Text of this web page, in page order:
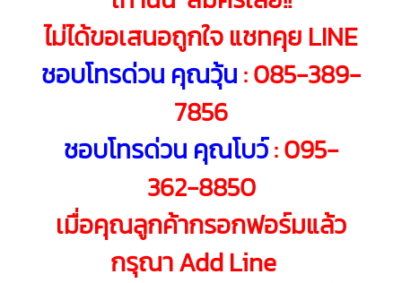
ไม่ได้ขอเสนอถูกใจ แชทคุย LINE
ชอบโทรด่วน คุณวุ้น:085-389-
7856
ชอบโทรด่วน คุณโบว์:095-
362-8850
เมื่อคุณลูกค้ากรอกฟอร์มแล้ว
กรุณา Add Line